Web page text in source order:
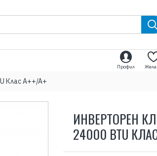
Профил
Клас A++/A+
ИНВЕРТОРЕН
24000 BTU